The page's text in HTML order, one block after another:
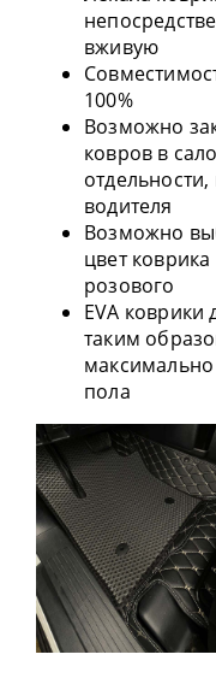
вживую
100%
Возможно
ковров в
водителя
Возможно
цвет
розового
EVA коврики
таким
пола